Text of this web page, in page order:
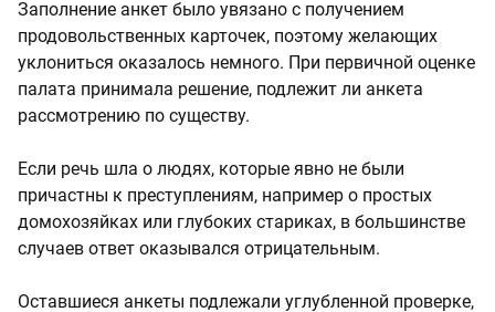
Заполнение анкет было увязано с получением
продовольственных карточек, поэтому желающих
уклониться оказалось немного. При первичной оценке
палата принимала решение, подлежит ли анкета
рассмотрению по существу.
Если речь шла о людях, которые явно не были
причастны к преступлениям, например о простых
домохозяйках или глубоких стариках, в большинстве
случаев ответ оказывался отрицательным.
Оставшиеся анкеты подлежали углубленной проверке,